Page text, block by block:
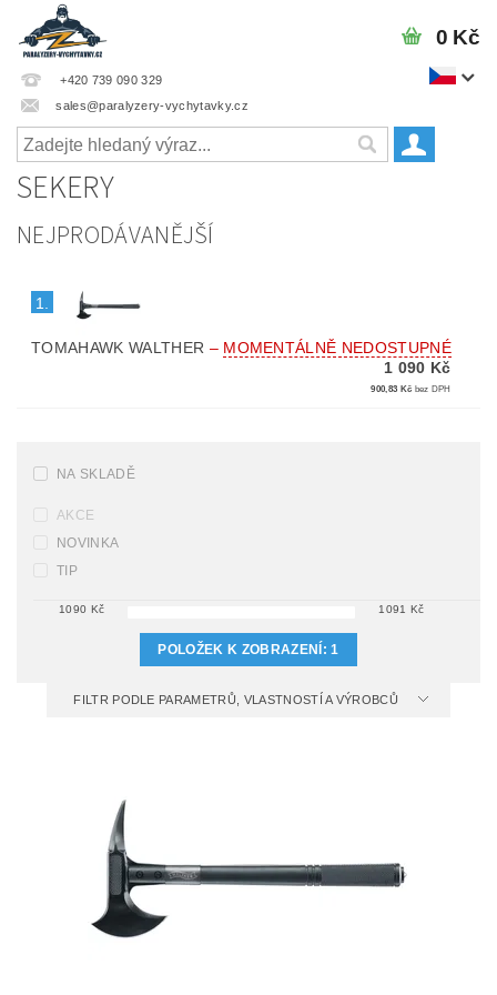
+420 739 090 329
sales@paralyzery-vychytavky.cz
0 Kč
SEKERY
NEJPRODÁVANĚJŠÍ
1.
TOMAHAWK WALTHER – MOMENTÁLNĚ NEDOSTUPNÉ
1 090 Kč
900,83 Kč bez DPH
NA SKLADĚ
AKCE
NOVINKA
TIP
1090 Kč 1091 Kč
POLOŽEK K ZOBRAZENÍ:1
FILTR PODLE PARAMETRŮ, VLASTNOSTÍ A VÝROBCŮ